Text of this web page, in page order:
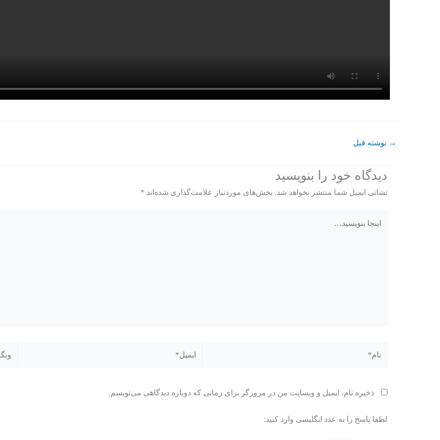
→ نوشته قبل
دیدگاه‌ خود را بنویسید
نشانی ایمیل شما منتشر نخواهد شد. بخش‌های موردنیاز علامت‌گذاری شده‌اند *
بنویسید…
ذخیره نام، ایمیل و وبسایت من در مرورگر برای زمانی که دوباره دیدگاهی می‌نویسم.
لطفا پاسخ را به عدد انگلیسی وارد کنید: